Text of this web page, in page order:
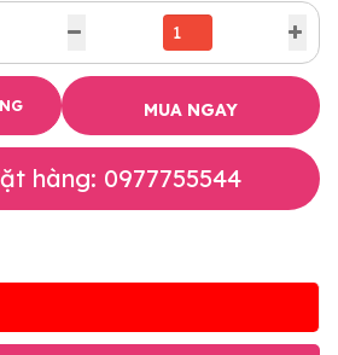
MUA NGAY
hàng: 0977755544